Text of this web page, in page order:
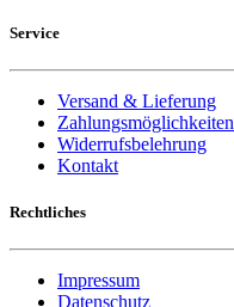
Service
Versand & Lieferung
Zahlungsmöglichkeiten
Widerrufsbelehrung
Kontakt
Rechtliches
Impressum
Datenschutz